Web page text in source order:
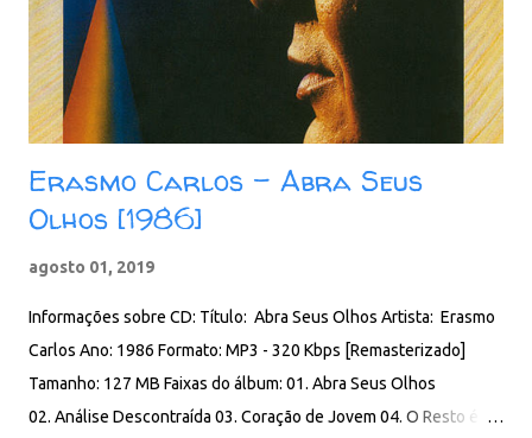
Erasmo Carlos - Abra Seus
Olhos [1986]
agosto 01, 2019
Informações sobre CD: Título: Abra Seus Olhos Artista: Erasmo
Carlos Ano: 1986 Formato: MP3 - 320 Kbps [Remasterizado]
Tamanho: 127 MB Faixas do álbum: 01. Abra Seus Olhos
02. Análise Descontraída 03. Coração de Jovem 04. O Resto é